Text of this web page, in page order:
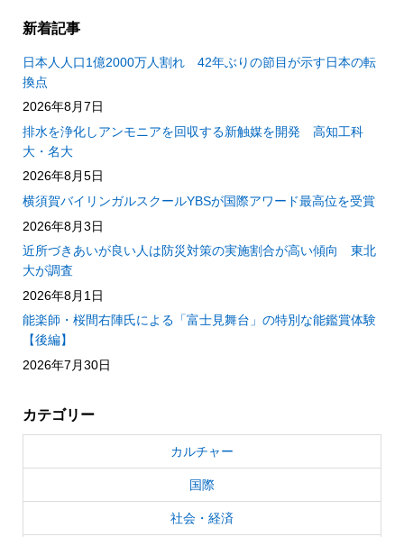
新着記事
日本人人口1億2000万人割れ 42年ぶりの節目が示す日本の転
換点
2026年8月7日
排水を浄化しアンモニアを回収する新触媒を開発 高知工科
大・名大
2026年8月5日
横須賀バイリンガルスクールYBSが国際アワード最高位を受賞
2026年8月3日
近所づきあいが良い人は防災対策の実施割合が高い傾向 東北
大が調査
2026年8月1日
能楽師・桜間右陣氏による「富士見舞台」の特別な能鑑賞体験
【後編】
2026年7月30日
カテゴリー
カルチャー
国際
社会・経済